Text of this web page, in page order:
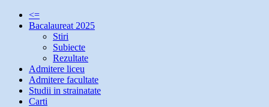
<=
Bacalaureat 2025
Stiri
Subiecte
Rezultate
Admitere liceu
Admitere facultate
Studii in strainatate
Carti